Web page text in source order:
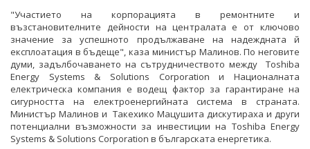
"Участието на корпорацията в ремонтните и
възстановителните дейности на централата е от ключово
значение за успешното продължаване на надеждната й
експлоатация в бъдеще", каза министър Малинов. По неговите
думи, задълбочаването на сътрудничеството между Toshiba
Energy Systems & Solutions Corporation и Националната
електрическа компания е водещ фактор за гарантиране на
сигурността на електроенергийната система в страната.
Министър Малинов и Такехико Мацушита дискутираха и други
потенциални възможности за инвестиции на Toshiba Energy
Systems & Solutions Corporation в българската енергетика.